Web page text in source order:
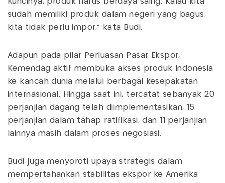
sudah memiliki produk dalam negeri yang bagus,
kita tidak perlu impor,” kata Budi.
Adapun pada pilar Perluasan Pasar Ekspor,
Kemendag aktif membuka akses produk Indonesia
ke kancah dunia melalui berbagai kesepakatan
internasional. Hingga saat ini, tercatat sebanyak 20
perjanjian dagang telah diimplementasikan, 15
perjanjian dalam tahap ratifikasi, dan 11 perjanjian
lainnya masih dalam proses negosiasi.
Budi juga menyoroti upaya strategis dalam
mempertahankan stabilitas ekspor ke Amerika